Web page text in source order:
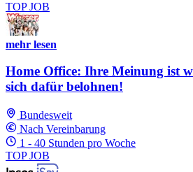
TOP JOB
mehr lesen
Home Office: Ihre Meinung ist
sich dafür belohnen!
Bundesweit
Nach Vereinbarung
1 - 40 Stunden pro Woche
TOP JOB